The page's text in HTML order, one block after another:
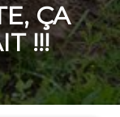
ÇA
!!!